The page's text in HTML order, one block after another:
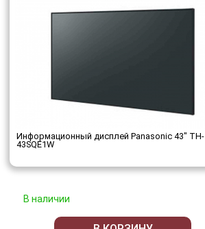
Информационный дисплей Panasonic 43" TH-
43SQE1W
В наличии